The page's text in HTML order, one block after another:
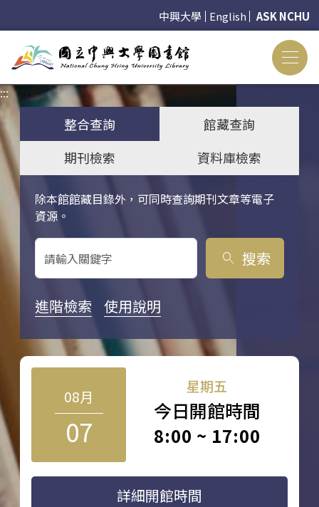
中興大學 English ASK NCHU
:::
整合查詢
館藏查詢
期刊檢索
資料庫檢索
除本館館藏目錄外，可同時查詢期刊文章等電子
資源。
關鍵字搜尋
search 搜索
進階檢索 使用說明
08月
07
星期五
今日開館時間
8:00 ~ 17:00
詳細開館時間